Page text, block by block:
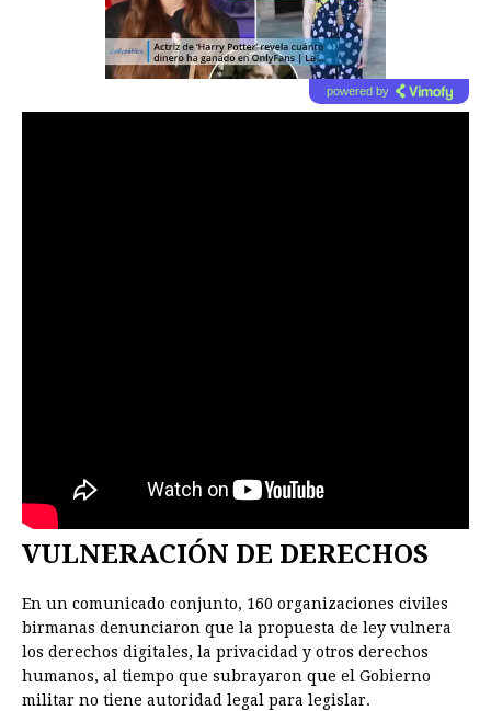
powered by
VULNERACIÓN DE DERECHOS
En un comunicado conjunto, 160 organizaciones civiles
birmanas denunciaron que la propuesta de ley vulnera
los derechos digitales, la privacidad y otros derechos
humanos, al tiempo que subrayaron que el Gobierno
militar no tiene autoridad legal para legislar.